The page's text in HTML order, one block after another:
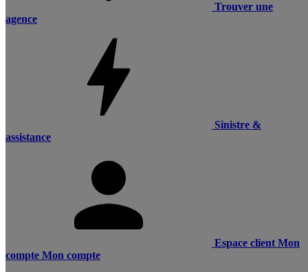
Trouver une
agence
Sinistre &
assistance
Espace client Mon
compte Mon compte